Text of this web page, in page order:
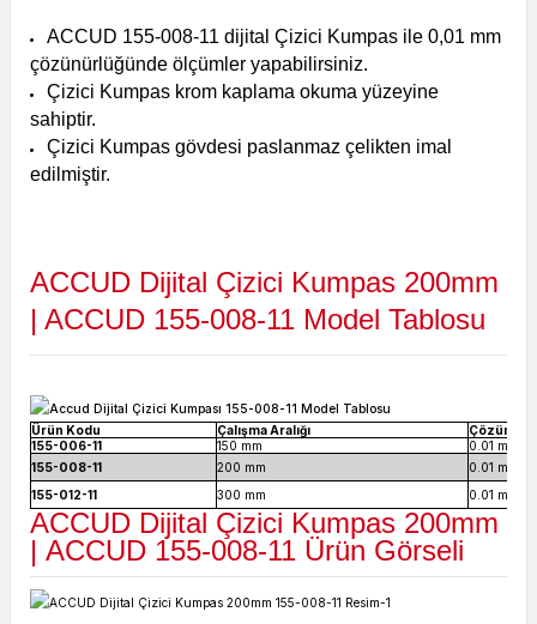
ACCUD 155-008-11 dijital Çizici Kumpas ile 0,01 mm
çözünürlüğünde ölçümler yapabilirsiniz.
Çizici Kumpas krom kaplama okuma yüzeyine
sahiptir.
Çizici Kumpas gövdesi paslanmaz çelikten imal
edilmiştir.
ACCUD Dijital Çizici Kumpas 200mm
| ACCUD 155-008-11 Model Tablosu
Ürün Kodu Çalışma Aralığı
155-006-11
150 mm
0.01 mm
155-008-11
200 mm
0.01 mm
155-012-11
300 mm 0.01 mm
ACCUD Dijital Çizici Kumpas 200mm
| ACCUD 155-008-11 Ürün Görseli